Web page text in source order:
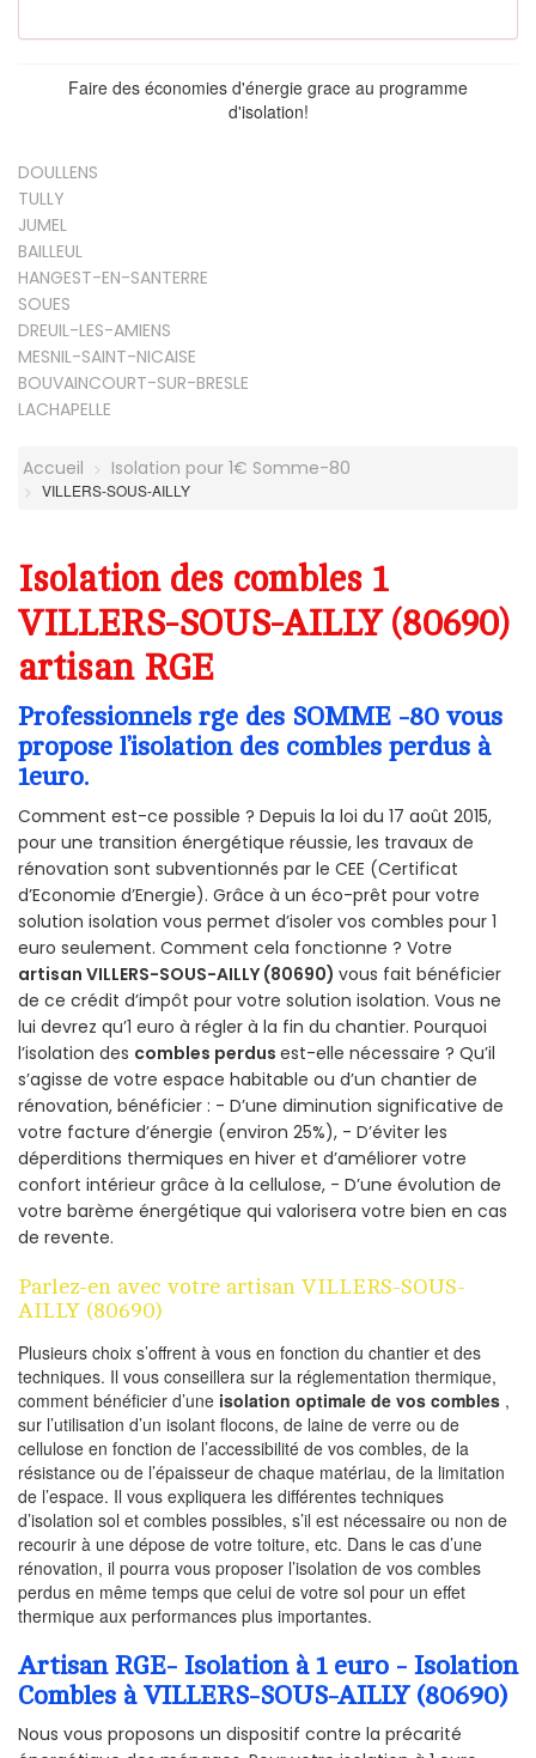
Faire des économies d'énergie grace au programme
d'isolation!
DOULLENS
TULLY
JUMEL
BAILLEUL
HANGEST-EN-SANTERRE
SOUES
DREUIL-LES-AMIENS
MESNIL-SAINT-NICAISE
BOUVAINCOURT-SUR-BRESLE
LACHAPELLE
Accueil Isolation pour 1€ Somme-80
VILLERS-SOUS-AILLY
Isolation des combles 1
VILLERS-SOUS-AILLY (80690)
artisan RGE
Professionnels rge des SOMME -80 vous
propose l’isolation des combles perdus à
1euro.
Comment est-ce possible ? Depuis la loi du 17 août 2015,
pour une transition énergétique réussie, les travaux de
rénovation sont subventionnés par le CEE (Certificat
d’Economie d’Energie). Grâce à un éco-prêt pour votre
solution isolation vous permet d’isoler vos combles pour 1
euro seulement. Comment cela fonctionne ? Votre
artisan VILLERS-SOUS-AILLY (80690) vous fait bénéficier
de ce crédit d’impôt pour votre solution isolation. Vous ne
lui devrez qu’1 euro à régler à la fin du chantier. Pourquoi
l’isolation des combles perdus est-elle nécessaire ? Qu’il
s’agisse de votre espace habitable ou d’un chantier de
rénovation, bénéficier : - D’une diminution significative de
votre facture d’énergie (environ 25%), - D’éviter les
déperditions thermiques en hiver et d’améliorer votre
confort intérieur grâce à la cellulose, - D’une évolution de
votre barème énergétique qui valorisera votre bien en cas
de revente.
Parlez-en avec votre artisan VILLERS-SOUS-
AILLY (80690)
Plusieurs choix s’offrent à vous en fonction du chantier et des
techniques. Il vous conseillera sur la réglementation thermique,
comment bénéficier d’une isolation optimale de vos combles ,
sur l’utilisation d’un isolant flocons, de laine de verre ou de
cellulose en fonction de l’accessibilité de vos combles, de la
résistance ou de l’épaisseur de chaque matériau, de la limitation
de l’espace. Il vous expliquera les différentes techniques
d’isolation sol et combles possibles, s’il est nécessaire ou non de
recourir à une dépose de votre toiture, etc. Dans le cas d’une
rénovation, il pourra vous proposer l’isolation de vos combles
perdus en même temps que celui de votre sol pour un effet
thermique aux performances plus importantes.
Artisan RGE- Isolation à 1 euro - Isolation
Combles à VILLERS-SOUS-AILLY (80690)
Nous vous proposons un dispositif contre la précarité